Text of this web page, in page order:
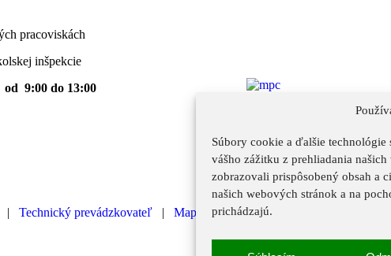
Súbory cookie a ďalšie technológie
vášho zážitku z prehliadania
zobrazovali prispôsobený obsah a
našich webových stránok a na
prichádzajú.
pracoviskách
inšpekcie
od 9:00 do 13:00
| Technický prevádzkovateľ | Mapa stránok|Ochrana osobných údajov